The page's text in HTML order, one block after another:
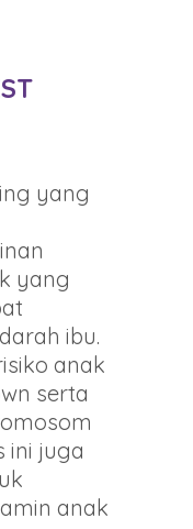
yang
yang
ibu.
anak
serta
ini juga
anak